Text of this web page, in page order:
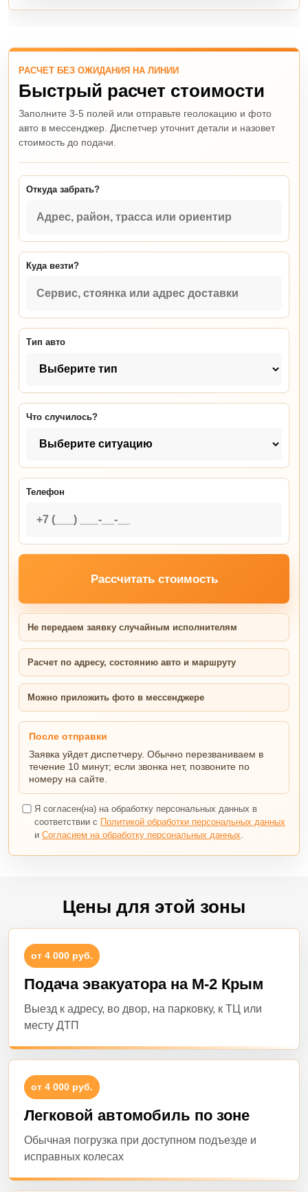
РАСЧЕТ БЕЗ ОЖИДАНИЯ НА ЛИНИИ
Быстрый расчет стоимости
Заполните 3-5 полей или отправьте геолокацию и фото
авто в мессенджер. Диспетчер уточнит детали и назовет
стоимость до подачи.
Откуда забрать?
Куда везти?
Тип авто
Что случилось?
Телефон
Рассчитать стоимость
Не передаем заявку случайным исполнителям
Расчет по адресу, состоянию авто и маршруту
Можно приложить фото в мессенджере
После отправки
Заявка уйдет диспетчеру. Обычно перезваниваем в
течение 10 минут; если звонка нет, позвоните по
номеру на сайте.
Я согласен(на) на обработку персональных данных в
соответствии с Политикой обработки персональных данных
и Согласием на обработку персональных данных.
Цены для этой зоны
от 4 000 руб.
Подача эвакуатора на М-2 Крым
Выезд к адресу, во двор, на парковку, к ТЦ или
месту ДТП
от 4 000 руб.
Легковой автомобиль по зоне
Обычная погрузка при доступном подъезде и
исправных колесах